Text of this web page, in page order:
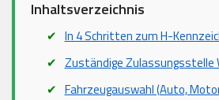
Inhaltsverzeichnis
In 4 Schritten zum H-
Zuständige Zulassungsstelle
Fahrzeugauswahl (Auto,